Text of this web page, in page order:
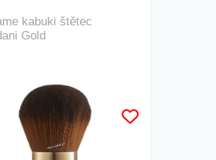
kabuki štětec
Gold